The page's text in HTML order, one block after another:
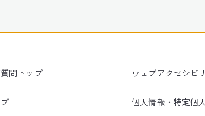
問トップ ウェブアクセシビ
個人情報・特定個